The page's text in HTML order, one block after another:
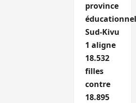
province
Sud-Kivu
1 aligne
18.532
filles
contre
18.895